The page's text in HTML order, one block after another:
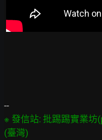
※ 發信站: 批踢踢實業坊
(臺灣)